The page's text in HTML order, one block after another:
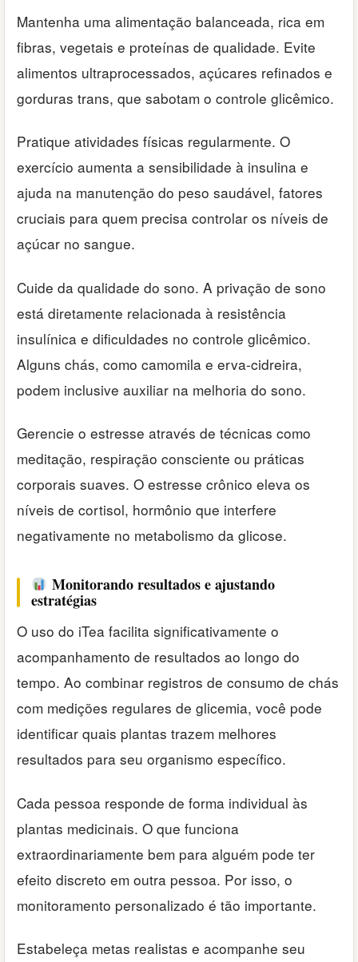
Mantenha uma alimentação balanceada, rica em
fibras, vegetais e proteínas de qualidade. Evite
alimentos ultraprocessados, açúcares refinados e
gorduras trans, que sabotam o controle glicêmico.
Pratique atividades físicas regularmente. O
exercício aumenta a sensibilidade à insulina e
ajuda na manutenção do peso saudável, fatores
cruciais para quem precisa controlar os níveis de
açúcar no sangue.
Cuide da qualidade do sono. A privação de sono
está diretamente relacionada à resistência
insulínica e dificuldades no controle glicêmico.
Alguns chás, como camomila e erva-cidreira,
podem inclusive auxiliar na melhoria do sono.
Gerencie o estresse através de técnicas como
meditação, respiração consciente ou práticas
corporais suaves. O estresse crônico eleva os
níveis de cortisol, hormônio que interfere
negativamente no metabolismo da glicose.
Monitorando resultados e ajustando
estratégias
O uso do iTea facilita significativamente o
acompanhamento de resultados ao longo do
tempo. Ao combinar registros de consumo de chás
com medições regulares de glicemia, você pode
identificar quais plantas trazem melhores
resultados para seu organismo específico.
Cada pessoa responde de forma individual às
plantas medicinais. O que funciona
extraordinariamente bem para alguém pode ter
efeito discreto em outra pessoa. Por isso, o
monitoramento personalizado é tão importante.
Estabeleça metas realistas e acompanhe seu